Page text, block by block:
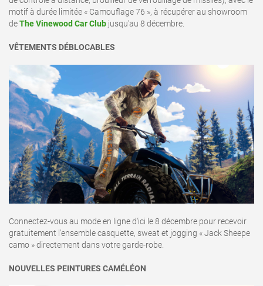
motif à durée limitée « Camouflage 76 », à récupérer au showroom
deThe Vinewood Car Club jusqu'au 8 décembre.
VÊTEMENTS DÉBLOCABLES
Connectez-vous au mode en ligne d'ici le 8 décembre pour recevoir
gratuitement l'ensemble casquette, sweat et jogging « Jack Sheepe
camo » directement dans votre garde-robe.
NOUVELLES PEINTURES CAMÉLÉON